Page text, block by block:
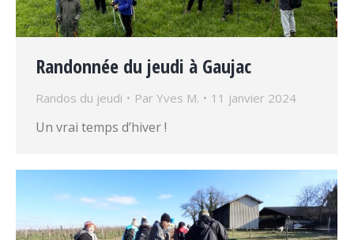
Randonnée du jeudi à Gaujac
Randos du jeudi Par Yves M. 11 janvier 2024
Un vrai temps d’hiver !